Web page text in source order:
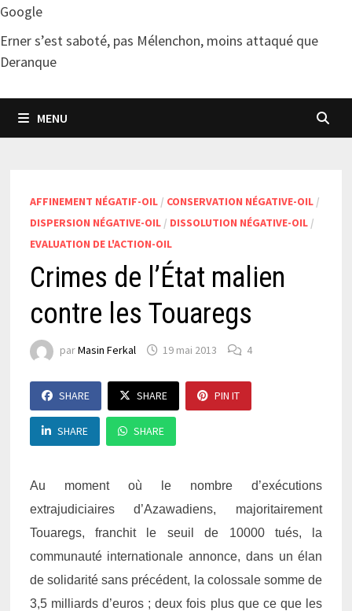
Google
Erner s’est saboté, pas Mélenchon, moins attaqué que
Deranque
MENU
AFFINEMENT NÉGATIF-OIL/ CONSERVATION NÉGATIVE-OIL/
DISPERSION NÉGATIVE-OIL/ DISSOLUTION NÉGATIVE-OIL/
EVALUATION DE L'ACTION-OIL
Crimes de l’État malien
contre les Touaregs
parMasin Ferkal 19 mai 2013 4
SHARE SHARE PIN IT
SHARE SHARE
Au moment où le nombre d’exécutions
extrajudiciaires d’Azawadiens, majoritairement
Touaregs, franchit le seuil de 10000 tués, la
communauté internationale annonce, dans un élan
de solidarité sans précédent, la colossale somme de
3,5 milliards d’euros ; deux fois plus que ce que les